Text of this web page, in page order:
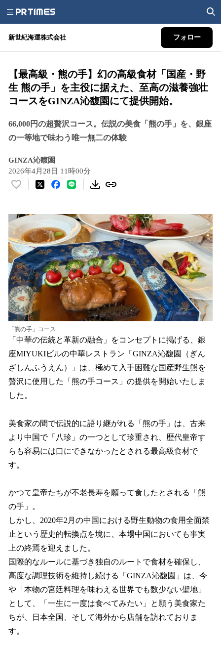
新世紀海運株式会社 フォロー
【最高級・熊の手】幻の高級食材「国産・野
生 熊の手」を主役に据えた、至高の滋養強壮
コースをGINZA沁馥園にて提供開始。
66,000円の超贅沢コース。伝説の美食「熊の手」を、銀座
の一等地で味わう唯一無二の体験
GINZA沁馥園
2026年4月28日 11時00分
い
！
数
を
読
み
込
み
中
で
す
「熊の手」コース
「中華の伝統と革新の融合」をコンセプトに掲げる、銀
座MIYUKIビルの中華レストラン「GINZA沁馥園（ぎん
ざしんふうえん）」は、極めて入手困難な国産野生熊を
贅沢に使用した「熊の手コース」の提供を開始いたしま
した。
美食家の間で伝説的に語り継がれる「熊の手」は、古来
より中国で「八珍」の一つとして珍重され、歴代皇帝す
らも容易には口にできなかったとされる最高級食材で
す。
かつて皇帝たちが不老長寿を願って食したとされる「熊
の手」。
しかし、2020年2月の中国における野生動物の食用全面禁
止という歴史的転換点を境に、本場中国においても事実
上の終焉を迎えました。
国際的なルールに基づき独自のルートで食材を確保し、
高度な調理技術を維持し続ける「GINZA沁馥園」は、今
や「本物の宮廷料理を味わえる世界でも数少ない聖地」
として、「一生に一度は食べてみたい」と願う美食家た
ちが、日本全国、そして海外から店舗を訪れておりま
す。